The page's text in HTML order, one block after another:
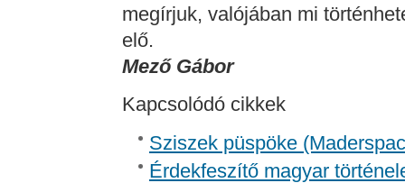
megírjuk, valójában mi
elő.
Mező Gábor
Kapcsolódó cikkek
Sziszek püspöke
Érdekfeszítő magyar